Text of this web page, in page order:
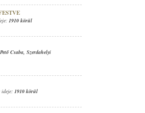
1910 körül
Pető Csaba, Szerdahelyi
ideje: 1910 körül